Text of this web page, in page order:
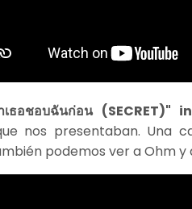
าเธอชอบฉันก่อน
nos presentaban. Una
podemos ver a Ohm y